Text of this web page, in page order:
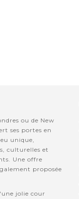
ou de New
ses portes en
unique,
culturelles et
Une offre
proposée
jolie cour